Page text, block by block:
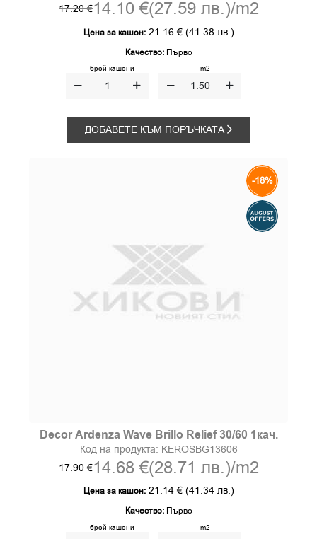
17.20 €14.10 €(27.59 лв.)/m2
Цена за кашон: 21.16 € (41.38 лв.)
Качество:Първо
брой кашони m2
ДОБАВЕТЕ КЪМ ПОРЪЧКАТА
-18%
Decor Ardenza Wave Brillo Relief 30/60 1кач.
Код на продукта: KEROSBG13606
17.90 €14.68 €(28.71 лв.)/m2
Цена за кашон: 21.14 € (41.34 лв.)
Качество:Първо
брой кашони m2